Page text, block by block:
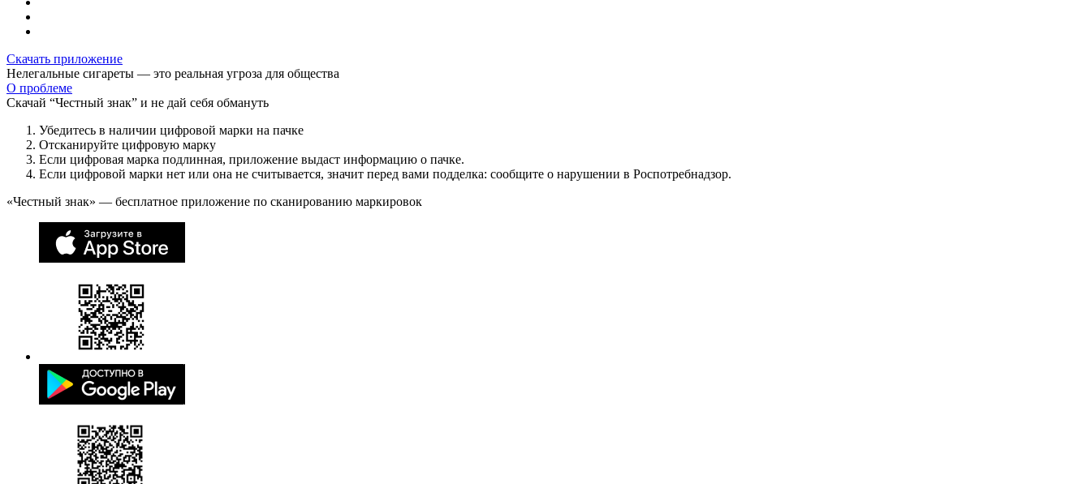
Скачать приложение
Нелегальные сигареты — это реальная угроза для общества
О проблеме
Скачай “Честный знак” и не дай себя обмануть
Убедитесь в наличии цифровой марки на пачке
Отсканируйте цифровую марку
Если цифровая марка подлинная, приложение выдаст информацию о пачке.
Если цифровой марки нет или она не считывается, значит перед вами подделка: сообщите о нарушении в Роспотребнадзор.
«Честный знак» — бесплатное приложение по сканированию маркировок